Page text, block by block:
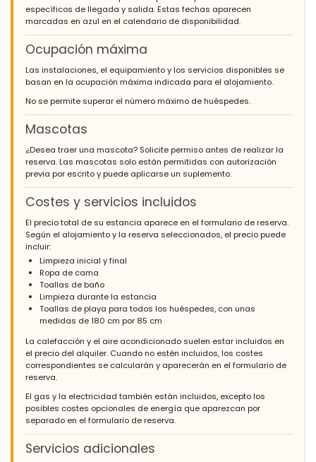
específicos de llegada y salida. Estas fechas aparecen
marcadas en azul en el calendario de disponibilidad.
Ocupación máxima
Las instalaciones, el equipamiento y los servicios disponibles se
basan en la ocupación máxima indicada para el alojamiento.
No se permite superar el número máximo de huéspedes.
Mascotas
¿Desea traer una mascota? Solicite permiso antes de realizar la
reserva. Las mascotas solo están permitidas con autorización
previa por escrito y puede aplicarse un suplemento.
Costes y servicios incluidos
El precio total de su estancia aparece en el formulario de reserva.
Según el alojamiento y la reserva seleccionados, el precio puede
incluir:
Limpieza inicial y final
Ropa de cama
Toallas de baño
Limpieza durante la estancia
Toallas de playa para todos los huéspedes, con unas
medidas de 180 cm por 85 cm
La calefacción y el aire acondicionado suelen estar incluidos en
el precio del alquiler. Cuando no estén incluidos, los costes
correspondientes se calcularán y aparecerán en el formulario de
reserva.
El gas y la electricidad también están incluidos, excepto los
posibles costes opcionales de energía que aparezcan por
separado en el formulario de reserva.
Servicios adicionales